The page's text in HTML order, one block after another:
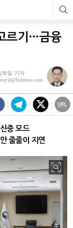
르기…금융
희일 기자
중 모드
줄줄이 지연